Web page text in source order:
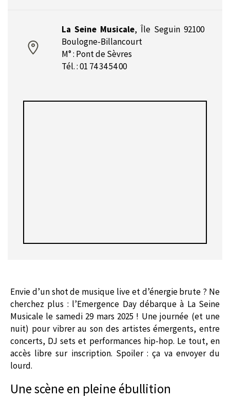
La Seine Musicale, Île Seguin 92100
Boulogne-Billancourt
M° : Pont de Sèvres
Tél. : 01 74 34 54 00
Envie d’un shot de musique live et d’énergie brute ? Ne
cherchez plus : l’Emergence Day débarque à La Seine
Musicale le samedi 29 mars 2025 ! Une journée (et une
nuit) pour vibrer au son des artistes émergents, entre
concerts, DJ sets et performances hip-hop. Le tout, en
accès libre sur inscription. Spoiler : ça va envoyer du
lourd.
Une scène en pleine ébullition